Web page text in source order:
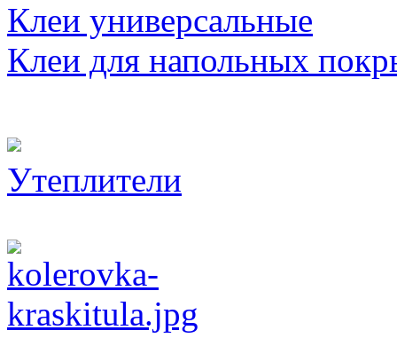
Клеи универсальные
Клеи для напольных
Утеплители